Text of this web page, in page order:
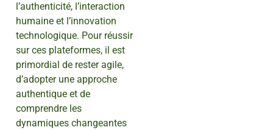
l’authenticité, l’interaction
humaine et l’innovation
technologique. Pour réussir
sur ces plateformes, il est
primordial de rester agile,
d’adopter une approche
authentique et de
comprendre les
dynamiques changeantes